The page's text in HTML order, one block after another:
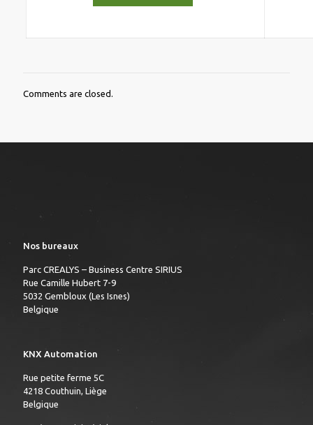
Comments are closed.
Nos bureaux
Parc CREALYS – Business Centre SIRIUS
Rue Camille Hubert 7-9
5032 Gembloux (Les Isnes)
Belgique
KNX Automation
Rue petite ferme 5C
4218 Couthuin, Liège
Belgique